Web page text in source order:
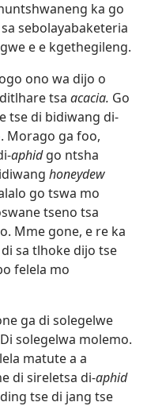
ka go
sebolayabaketeria
e e kgethegileng.
ono wa dijo o
tsa acacia. Go
tse di bidiwang di-
Morago ga foo,
aphidgo ntsha
honeydew
go tswa mo
tseno tsa
Mme gone, e re ka
sa tlhoke dijo tse
felela mo
ga di solegelwe
solegelwa molemo.
matute a a
di sireletsa di-aphid
tse di jang tse